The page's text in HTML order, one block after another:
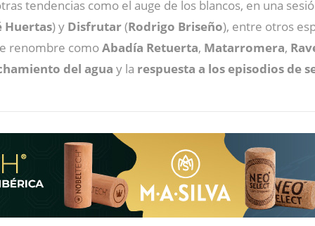
tendencias como el auge de los blancos, en una
Huertas) y Disfrutar(Rodrigo Briseño), entre otros
renombre comoAbadía Retuerta, Matarromera,
del agua y la respuesta a los episodios de